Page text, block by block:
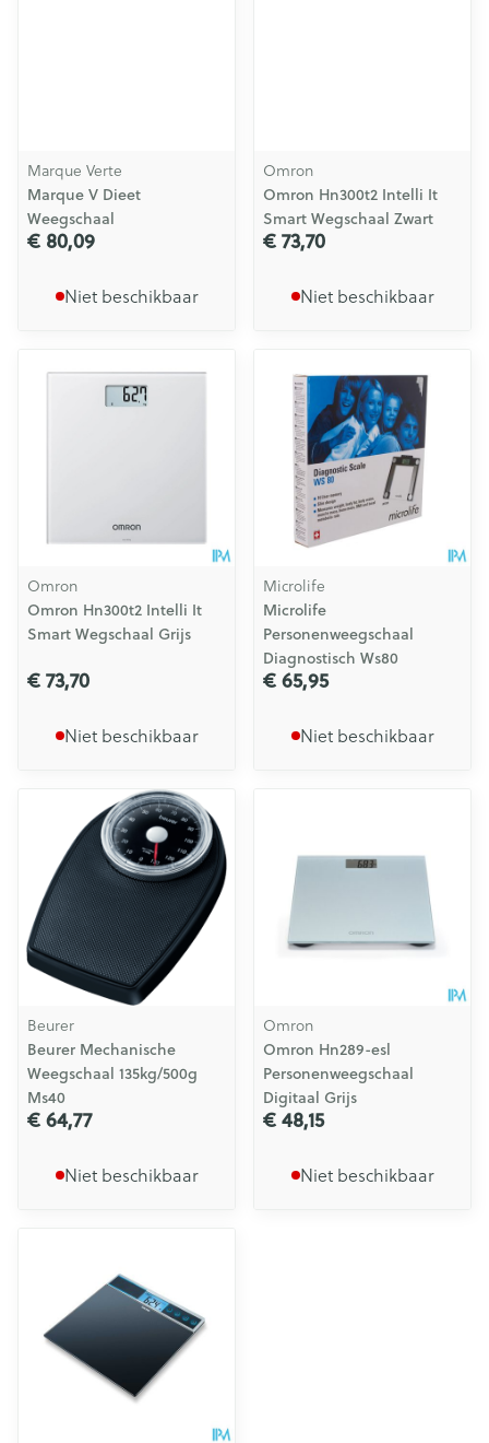
Marque Verte
Marque V Dieet
Weegschaal
€ 80,09
Niet beschikbaar
Omron
Omron Hn300t2 Intelli It
Smart Wegschaal Zwart
€ 73,70
Niet beschikbaar
Omron
Omron Hn300t2 Intelli It
Smart Wegschaal Grijs
€ 73,70
Niet beschikbaar
Microlife
Microlife
Personenweegschaal
Diagnostisch Ws80
€ 65,95
Niet beschikbaar
Beurer
Beurer Mechanische
Weegschaal 135kg/500g
Ms40
€ 64,77
Niet beschikbaar
Omron
Omron Hn289-esl
Personenweegschaal
Digitaal Grijs
€ 48,15
Niet beschikbaar